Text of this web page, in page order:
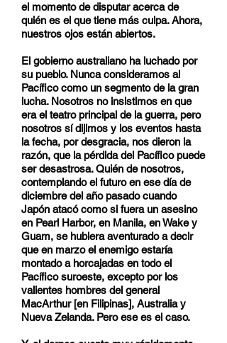
el momento de disputar acerca de
quién es el que tiene más culpa. Ahora,
nuestros ojos están abiertos.
El gobierno australiano ha luchado por
su pueblo. Nunca consideramos al
Pacífico como un segmento de la gran
lucha. Nosotros no insistimos en que
era el teatro principal de la guerra, pero
nosotros sí dijimos y los eventos hasta
la fecha, por desgracia, nos dieron la
razón, que la pérdida del Pacífico puede
ser desastrosa. Quién de nosotros,
contemplando el futuro en ese día de
diciembre del año pasado cuando
Japón atacó como si fuera un asesino
en Pearl Harbor, en Manila, en Wake y
Guam, se hubiera aventurado a decir
que en marzo el enemigo estaría
montado a horcajadas en todo el
Pacífico suroeste, excepto por los
valientes hombres del general
MacArthur [en Filipinas], Australia y
Nueva Zelanda. Pero ese es el caso.